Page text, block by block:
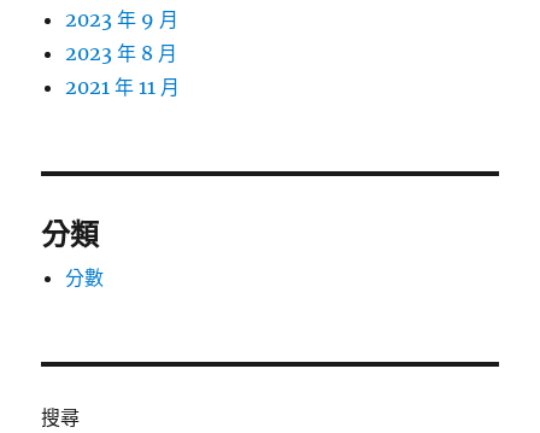
2023 年 9 月
2023 年 8 月
2021 年 11 月
分類
分數
搜尋